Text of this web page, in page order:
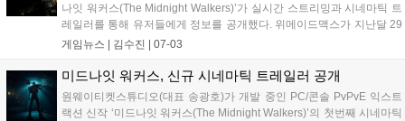
나잇 워커스(The Midnight Walkers)’가 실시간 스트리밍과 시네마틱 트
레일러를 통해 유저들에게 정보를 공개했다. 위메이드맥스가 지난달 29
일(한국 시간 기준) 오전 11시부터 오후 5시까지 ‘미드나잇 워커스’ 파트
게임뉴스 | 김수진 | 07-03
미드나잇 워커스, 신규 시네마틱 트레일러 공개
원웨이티켓스튜디오(대표 송광호)가 개발 중인 PC/콘솔 PvPvE 익스트
랙션 신작 ‘미드나잇 워커스(The Midnight Walkers)’의 첫번째 시네마틱